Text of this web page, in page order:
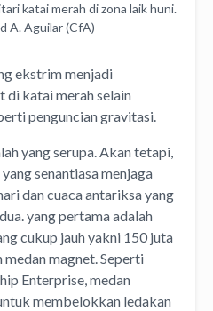
katai merah di zona laik huni.
A. Aguilar (CfA)
ekstrim menjadi
katai merah selain
penguncian gravitasi.
yang serupa. Akan tetapi,
senantiasa menjaga
dan cuaca antariksa yang
yang pertama adalah
cukup jauh yakni 150 juta
medan magnet. Seperti
Enterprise, medan
membelokkan ledakan